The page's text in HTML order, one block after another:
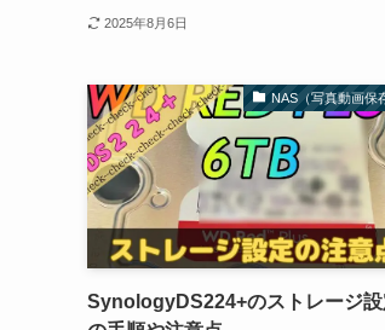
2025年8月6日
NAS（写真動画保
SynologyDS224+のストレージ設